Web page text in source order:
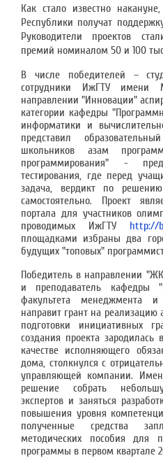
Как стало известно
Республики получат
Руководители проектов
премий номиналом 50 и 100
В числе победителей –
сотрудники ИжГТУ имени
направлении "Инновации"
категории кафедры
информатики и
представил
школьников азам
программирования" -
тестирования, где перед
задача, вердикт по
самостоятельно. Проект
портала для участников
проводимых ИжГТУ http://
площадками избраны два
будущих "топовых"
Победитель в направлении
и преподаватель кафедры
факультета менеджмента
направит грант на
подготовки инициативных
создания проекта
качестве исполняющего
дома, столкнулся с
управляющей компании.
решение собрать
экспертов и заняться
повышения уровня
полученные средства
методических пособия для
программы в первом квартале